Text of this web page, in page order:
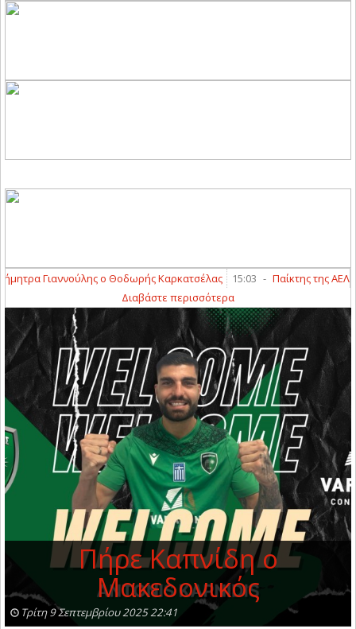
Γιαννούλης ο Θοδωρής Καρκατσέλας 15:03 - Παίκτης της ΑΕΛ
Διαβάστε περισσότερα
Πήρε Καπνίδη ο
Μακεδονικός
Τρίτη 9 Σεπτεμβρίου 2025 22:41